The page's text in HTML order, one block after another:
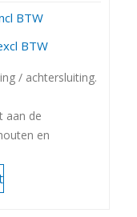
BTW
BTW
/ achtersluiting.
aan de
en